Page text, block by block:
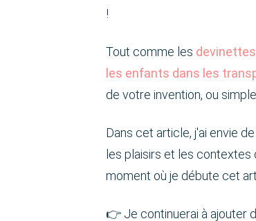
!
Tout comme les devinettes
les enfants dans les
de votre invention, ou
Dans cet article, j'ai envie
les plaisirs et les contextes
moment où je débute cet
👉 Je continuerai à ajouter